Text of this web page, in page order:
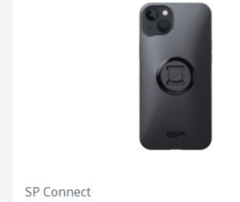
SP Connect